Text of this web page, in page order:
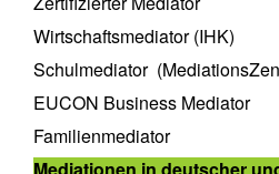
Wirtschaftsmediator (IHK)
Schulmediator
EUCON Business Mediator
Familienmediator